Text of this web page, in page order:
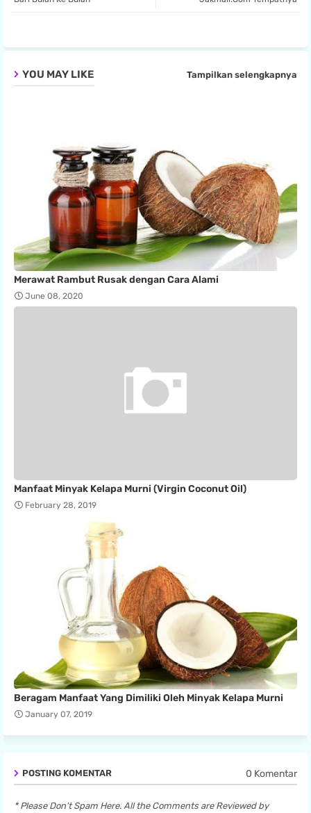
YOU MAY LIKE Tampilkan selengkapnya
Merawat Rambut Rusak dengan Cara Alami
June 08, 2020
Manfaat Minyak Kelapa Murni (Virgin Coconut Oil)
February 28, 2019
Beragam Manfaat Yang Dimiliki Oleh Minyak Kelapa Murni
January 07, 2019
POSTING KOMENTAR 0 Komentar
* Please Don't Spam Here. All the Comments are Reviewed by